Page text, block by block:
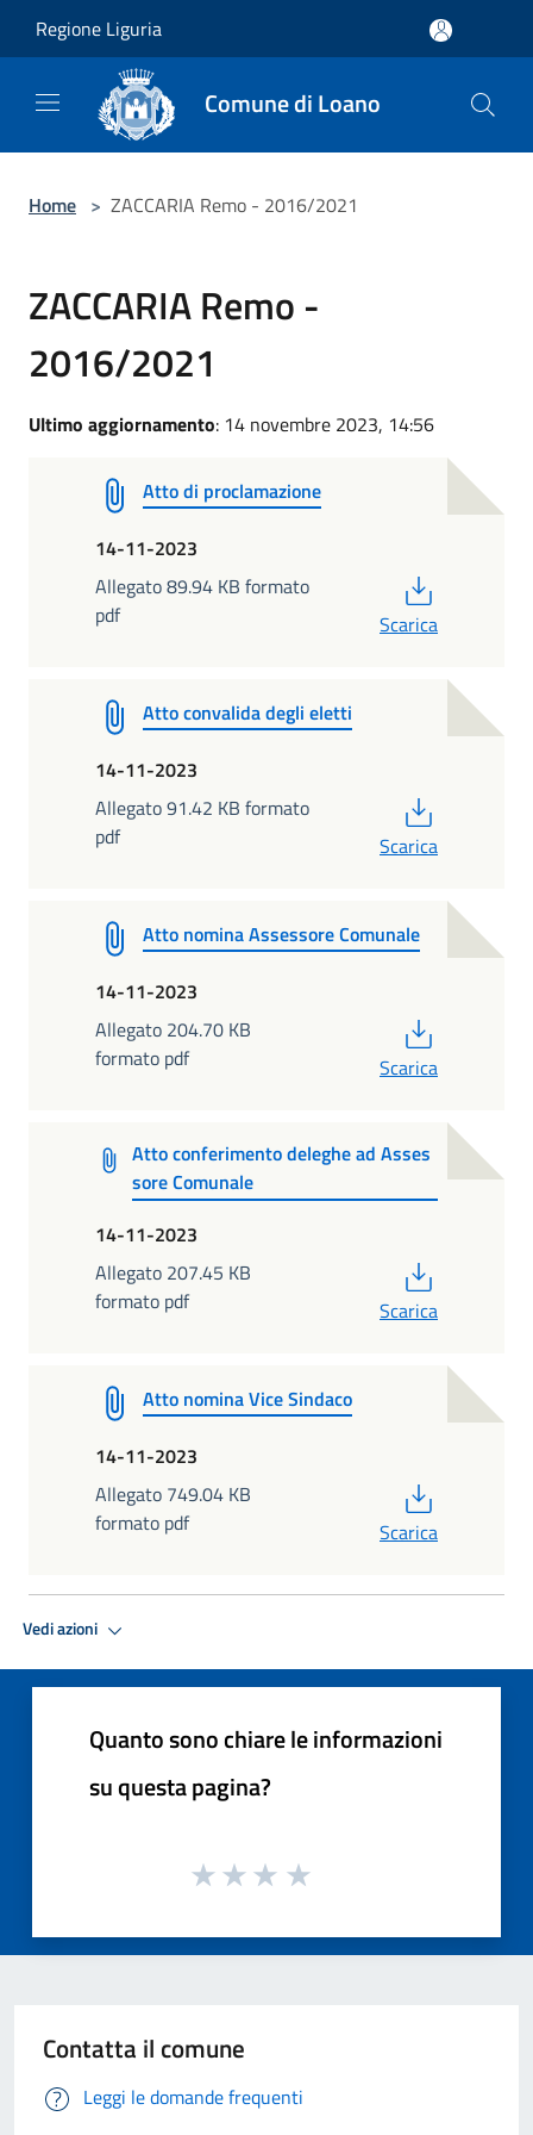
Regione Liguria
Comune di Loano
Home > ZACCARIA Remo - 2016/2021
ZACCARIA Remo -
2016/2021
Ultimo aggiornamento: 14 novembre 2023, 14:56
Atto di proclamazione
14-11-2023
Allegato 89.94 KB formato
pdf
Scarica
Atto convalida degli eletti
14-11-2023
Allegato 91.42 KB formato
pdf
Scarica
Atto nomina Assessore Comunale
14-11-2023
Allegato 204.70 KB
formato pdf
Scarica
Atto conferimento deleghe ad Asses
sore Comunale
14-11-2023
Allegato 207.45 KB
formato pdf
Scarica
Atto nomina Vice Sindaco
14-11-2023
Allegato 749.04 KB
formato pdf
Scarica
Vedi azioni
Quanto sono chiare le informazioni
su questa pagina?
Contatta il comune
Leggi le domande frequenti